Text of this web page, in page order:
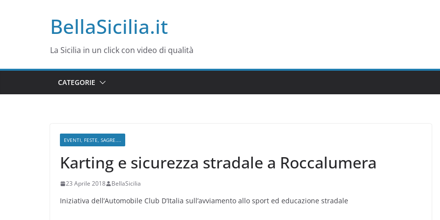
BellaSicilia.it
La Sicilia in un click con video di qualità
CATEGORIE
EVENTI, FESTE, SAGRE....
Karting e sicurezza stradale a Roccalumera
23 Aprile 2018 BellaSicilia
Iniziativa dell’Automobile Club D’Italia sull’avviamento allo sport ed educazione stradale